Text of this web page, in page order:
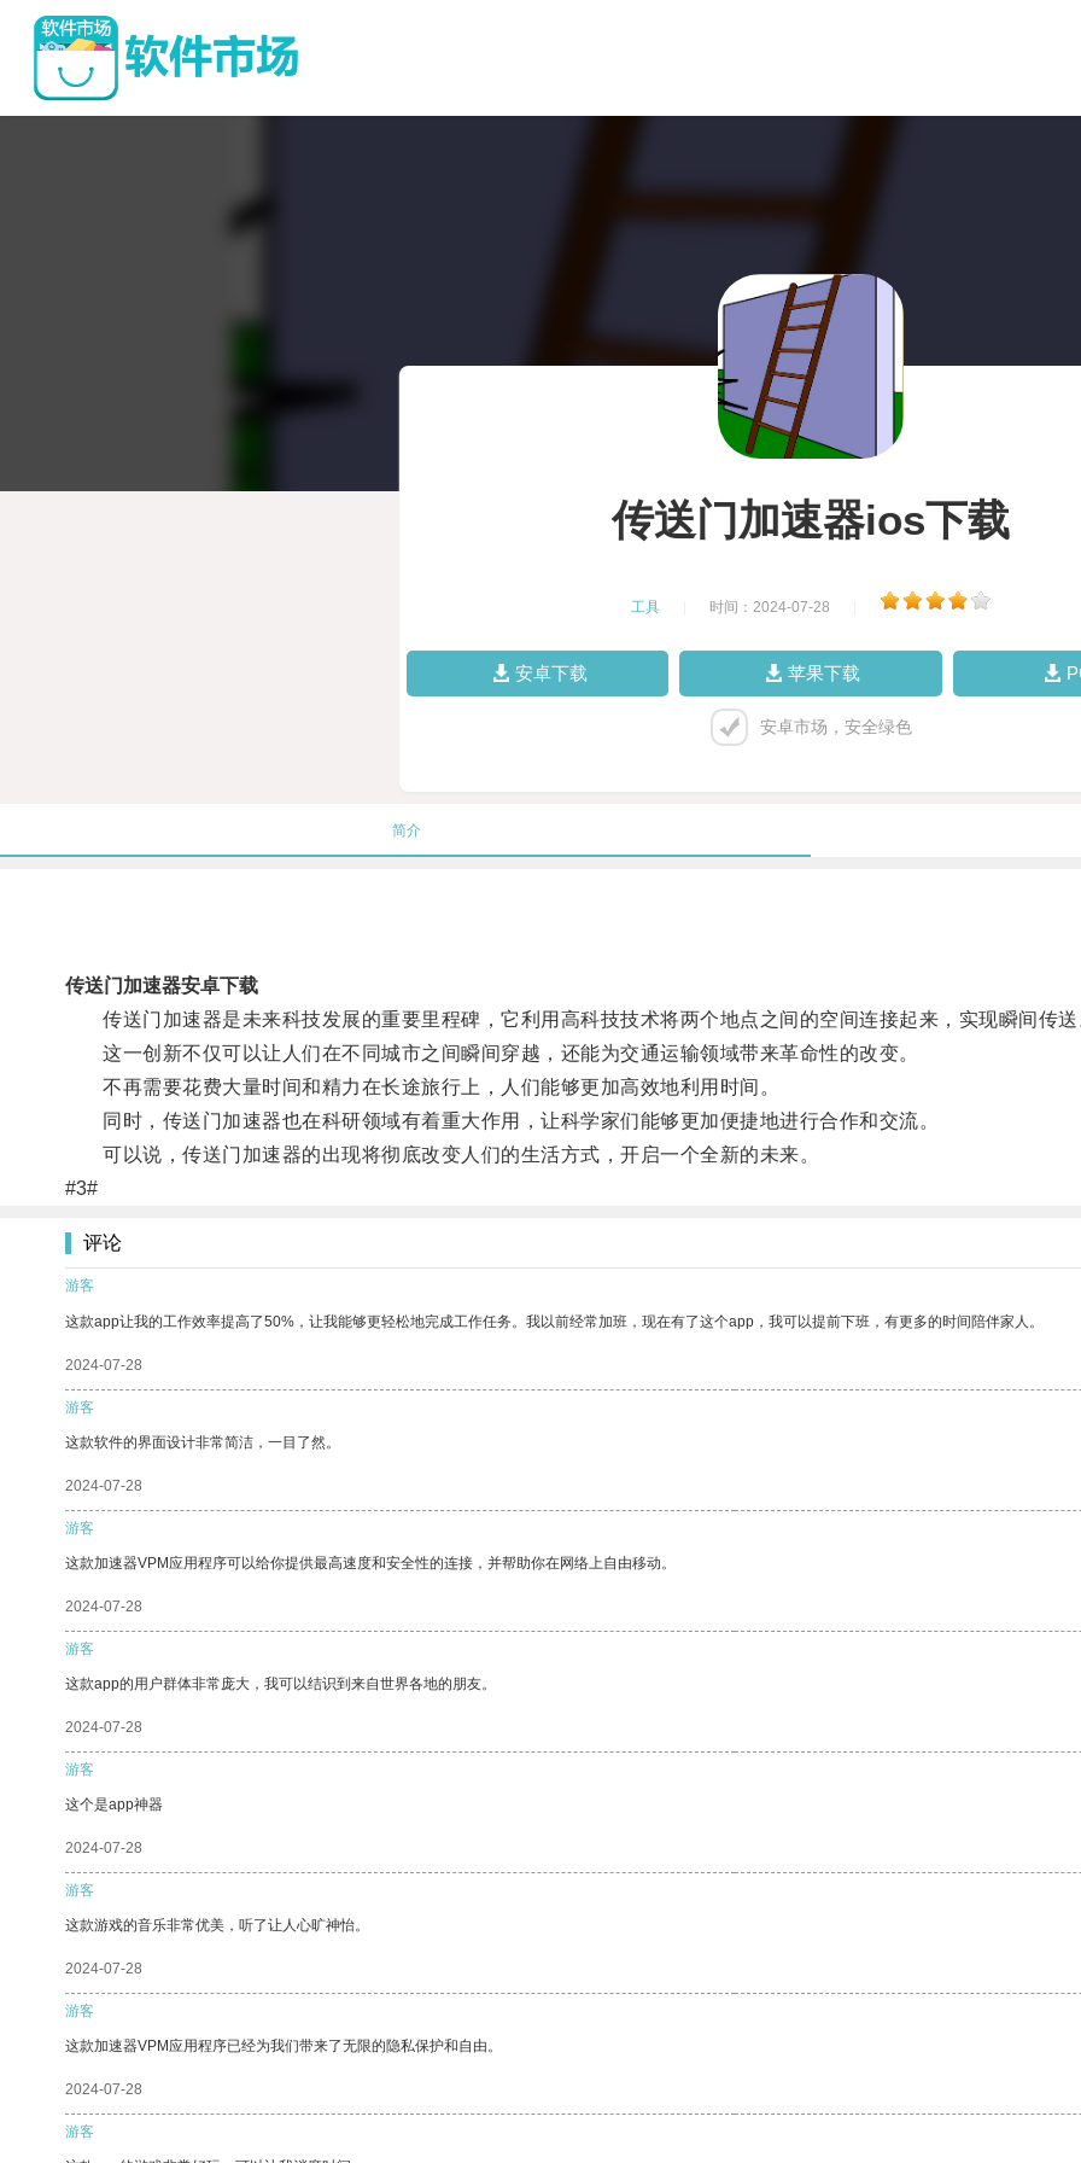
传送门加速器ios下载
工具 时间：2024-07-28
安卓下载 苹果下载
安卓市场，安全绿色
简介
传送门加速器安卓下载
传送门加速器是未来科技发展的重要里程碑，它利用高科技技术将两个地点之间的空间连接起来，实现瞬间传送
这一创新不仅可以让人们在不同城市之间瞬间穿越，还能为交通运输领域带来革命性的改变。
不再需要花费大量时间和精力在长途旅行上，人们能够更加高效地利用时间。
同时，传送门加速器也在科研领域有着重大作用，让科学家们能够更加便捷地进行合作和交流。
可以说，传送门加速器的出现将彻底改变人们的生活方式，开启一个全新的未来。
#3#
评论
游客
这款app让我的工作效率提高了50%，让我能够更轻松地完成工作任务。我以前经常加班，现在有了这个app，我可以提前下班，有更多的时间陪伴家人。
2024-07-28
游客
这款软件的界面设计非常简洁，一目了然。
2024-07-28
游客
这款加速器VPM应用程序可以给你提供最高速度和安全性的连接，并帮助你在网络上自由移动。
2024-07-28
游客
这款app的用户群体非常庞大，我可以结识到来自世界各地的朋友。
2024-07-28
游客
这个是app神器
2024-07-28
游客
这款游戏的音乐非常优美，听了让人心旷神怡。
2024-07-28
游客
这款加速器VPM应用程序已经为我们带来了无限的隐私保护和自由。
2024-07-28
游客